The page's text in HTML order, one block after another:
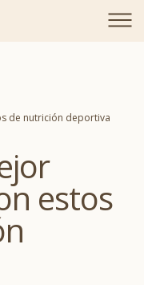
de nutrición deportiva
estos